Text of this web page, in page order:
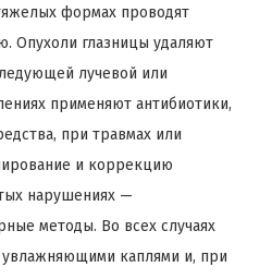
формах проводят
Опухоли глазницы удаляют
лучевой или
применяют антибиотики,
при травмах или
и коррекцию
нарушениях —
методы. Во всех случаях
каплями и, при